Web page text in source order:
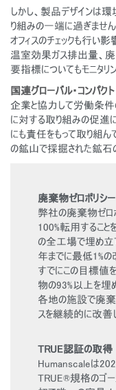
しかし、製品デザインは
り組みの一端に過ぎません
オフィスのチェックも行い
温室効果ガス排出量、廃
要指標についてもモニタリ
国連グローバル・コンパ
企業と協力して労働条
に対する取り組みの促進
にも責任をもって取り組
の鉱山で採掘された鉱石
廃棄物ゼロポリシー
弊社の廃棄物ゼロ
100%転用するこ
の全工場で埋め立
年までに最低1%の
すでにこの目標値
物の93%以上を埋
各地の施設で廃棄
スを継続的に改善
TRUE認証の取得
Humanscaleは
TRUE®規格のゴー